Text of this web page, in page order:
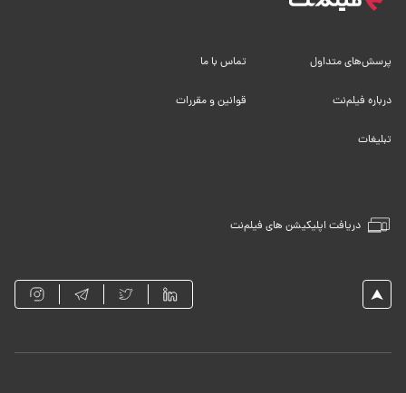
دریافت اپلیکیشن های فیلم‌نت
پرسش‌های متداول تماس با ما
درباره فیلم‌نت قوانین و مقررات
تبلیغات